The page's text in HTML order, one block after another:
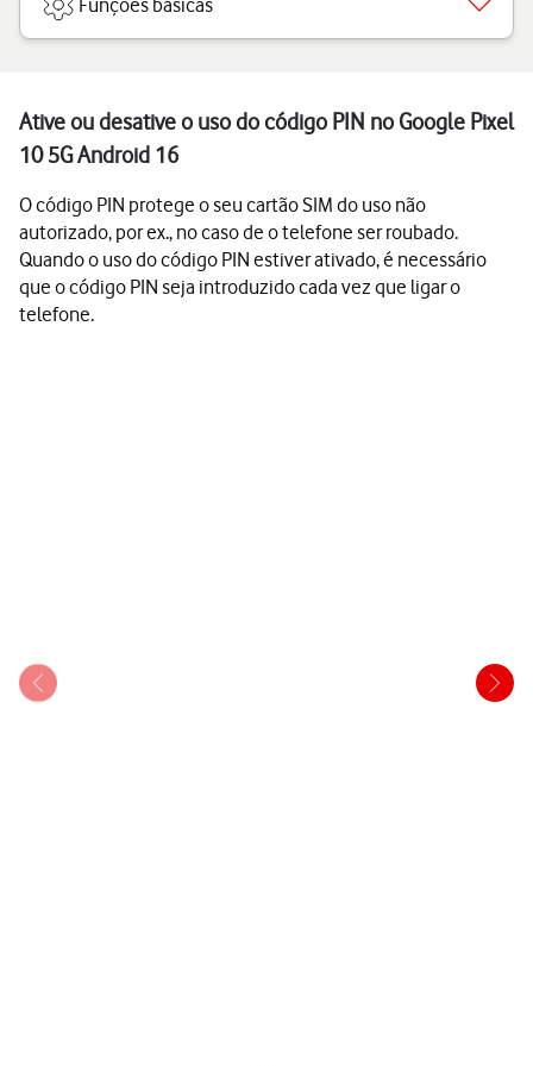
Funções básicas
Ative ou desative o uso do código PIN no Google Pixel
10 5G Android 16
O código PIN protege o seu cartão SIM do uso não
autorizado, por ex., no caso de o telefone ser roubado.
Quando o uso do código PIN estiver ativado, é necessário
que o código PIN seja introduzido cada vez que ligar o
telefone.